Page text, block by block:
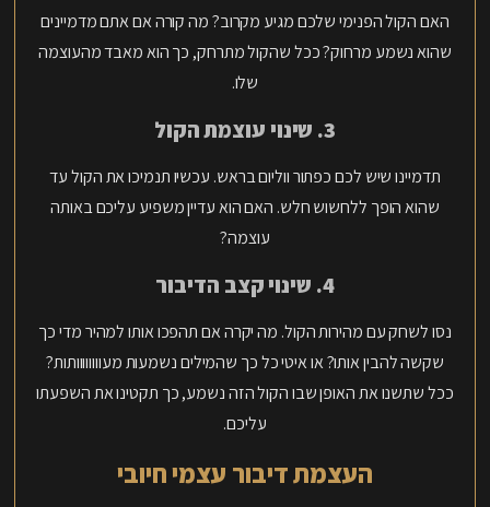
האם הקול הפנימי שלכם מגיע מקרוב? מה קורה אם אתם מדמיינים
שהוא נשמע מרחוק? ככל שהקול מתרחק, כך הוא מאבד מהעוצמה
שלו.
3. שינוי עוצמת הקול
תדמיינו שיש לכם כפתור ווליום בראש. עכשיו תנמיכו את הקול עד
שהוא הופך ללחשוש חלש. האם הוא עדיין משפיע עליכם באותה
עוצמה?
4. שינוי קצב הדיבור
נסו לשחק עם מהירות הקול. מה יקרה אם תהפכו אותו למהיר מדי כך
שקשה להבין אותו? או איטי כל כך שהמילים נשמעות מעוווווווותות?
ככל שתשנו את האופן שבו הקול הזה נשמע, כך תקטינו את השפעתו
עליכם.
העצמת דיבור עצמי חיובי